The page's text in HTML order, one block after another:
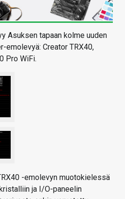
Asuksen tapaan kolme uuden
emolevyä: Creator TRX40,
Pro WiFi.
-emolevyn muotokielessä
ja I/O-paneelin